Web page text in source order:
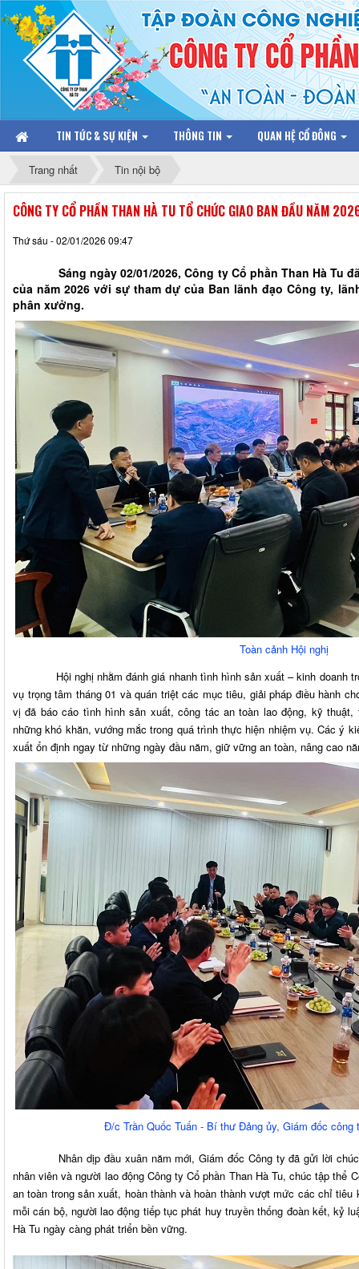
TIN TỨC & SỰ KIỆN THÔNG TIN QUAN HỆ CỔ ĐÔNG
Trang nhất Tin nội bộ
CÔNG TY CỔ PHẦN THAN HÀ TU TỔ CHỨC GIAO BAN ĐẦU NĂM
Thứ sáu - 02/01/2026 09:47
Sáng ngày 02/01/2026, Công ty Cổ phần Than Hà Tu
của năm 2026 với sự tham dự của Ban lãnh đạo Công ty,
phân xưởng.
Toàn cảnh Hội nghị
Hội nghị nhằm đánh giá nhanh tình hình sản xuất – kinh doanh
vụ trọng tâm tháng 01 và quán triệt các mục tiêu, giải pháp điều hành
vị đã báo cáo tình hình sản xuất, công tác an toàn lao động, kỹ
những khó khăn, vướng mắc trong quá trình thực hiện nhiệm vụ. Các ý
xuất ổn định ngay từ những ngày đầu năm, giữ vững an toàn, nâng cao
Đ/c Trần Quốc Tuấn - Bí thư Đảng ủy, Giám đốc
Nhân dịp đầu xuân năm mới, Giám đốc Công ty đã gửi lời chúc
nhân viên và người lao động Công ty Cổ phần Than Hà Tu, chúc tập thể
an toàn trong sản xuất, hoàn thành và hoàn thành vượt mức các chỉ tiêu
mỗi cán bộ, người lao động tiếp tục phát huy truyền thống đoàn kết, kỷ
Hà Tu ngày càng phát triển bền vững.